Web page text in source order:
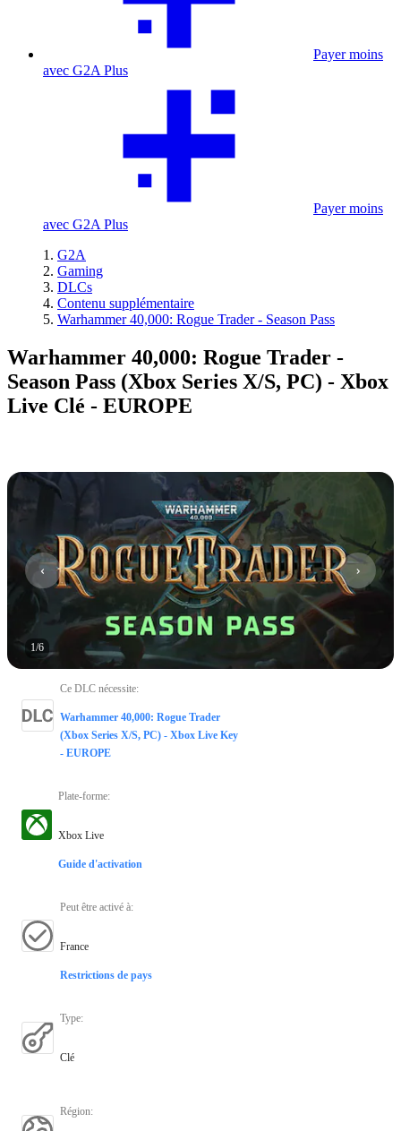
Payer moins
avec G2A Plus
Payer moins
avec G2A Plus
G2A
Gaming
DLCs
Contenu supplémentaire
Warhammer 40,000: Rogue Trader - Season Pass
Warhammer 40,000: Rogue Trader -
Season Pass (Xbox Series X/S, PC) - Xbox
Live Clé - EUROPE
1/6
Ce DLC nécessite:
Warhammer 40,000: Rogue Trader
(Xbox Series X/S, PC) - Xbox Live Key
- EUROPE
Plate-forme:
Xbox Live
Guide d'activation
Peut être activé à:
France
Restrictions de pays
Type:
Clé
Région: